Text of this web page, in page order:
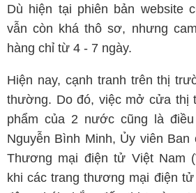
Dù hiện tại phiên bản website
vẫn còn khá thô sơ, nhưng
hàng chỉ từ 4 - 7 ngày.
Hiện nay, cạnh tranh trên thị
thường. Do đó, việc mở cửa thị
phẩm của 2 nước cũng là
Nguyễn Bình Minh, Ủy viên Ban
Thương mại điện tử Việt Nam
khi các trang thương mại điện